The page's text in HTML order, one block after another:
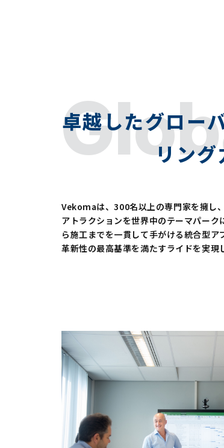
卓越したグロー
リング
Vekomaは、300名以上の専門家を擁し
アトラクションを世界中のテーマパー
ら施工までを一貫して手がける統合型ア
革新性の最高基準を満たすライドを実現